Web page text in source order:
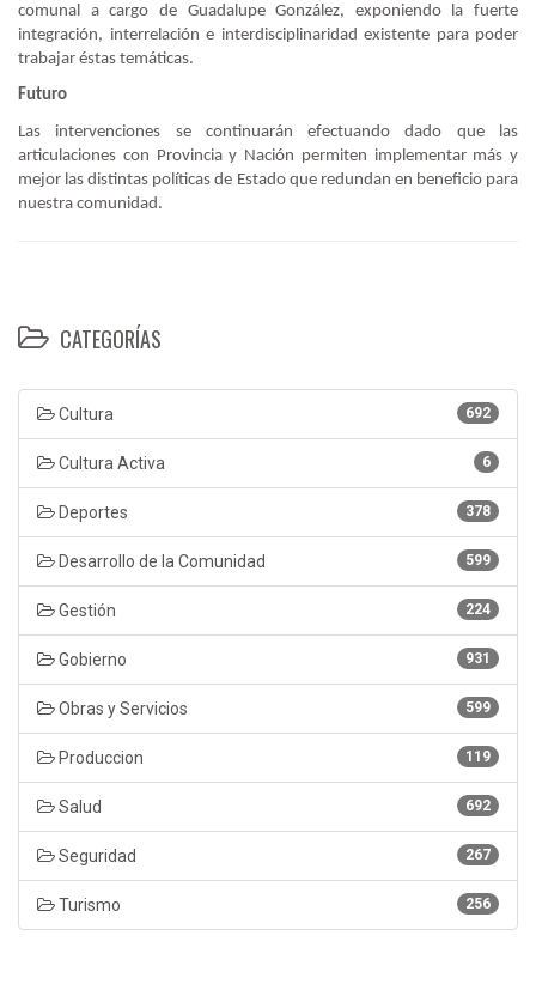
comunal a cargo de Guadalupe González, exponiendo la fuerte
integración, interrelación e interdisciplinaridad existente para poder
trabajar éstas temáticas.
Futuro
Las intervenciones se continuarán efectuando dado que las
articulaciones con Provincia y Nación permiten implementar más y
mejor las distintas políticas de Estado que redundan en beneficio para
nuestra comunidad.
CATEGORÍAS
692
Cultura
6
Cultura Activa
378
Deportes
599
Desarrollo de la Comunidad
224
Gestión
931
Gobierno
599
Obras y Servicios
119
Produccion
692
Salud
267
Seguridad
256
Turismo